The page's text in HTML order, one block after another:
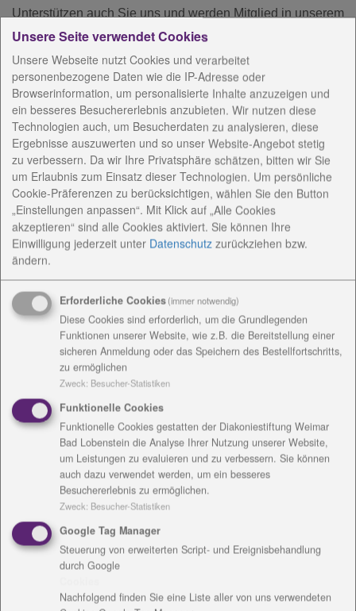
Unterstützen auch Sie uns und werden Mitglied in unserem
Förderverein!
In Verantwortung des Schulfördervereins betreibt die
Schule eine eigene Homepage. HIERerhalten Sie weitere
Informationen zum Johannes-Landenberger-
Förderzentrum.
AnsprechpartnerInnen
Aufgaben und Ziele
Unterstützung und Mitgliedschaft
Kontakt
René Adler
Schubertstr. 1b
99423 Weimar
Tel.: 03643 - 2410-6701
Fax: 03643 - 2410-6709
Mail: fuereuch@johannes-landenberger-schule.de
Download: vCard
Unsere Seite verwendet Cookies
Unsere Webseite nutzt Cookies und verarbeitet
personenbezogene Daten wie die IP-Adresse oder
Browserinformation, um personalisierte Inhalte anzuzeigen und
ein besseres Besuchererlebnis anzubieten. Wir nutzen diese
Technologien auch, um Besucherdaten zu analysieren, diese
Ergebnisse auszuwerten und so unser Website-Angebot stetig
zu verbessern. Da wir Ihre Privatsphäre schätzen, bitten wir Sie
um Erlaubnis zum Einsatz dieser Technologien. Um persönliche
Cookie-Präferenzen zu berücksichtigen, wählen Sie den Button
„Einstellungen anpassen“. Mit Klick auf „Alle Cookies
akzeptieren“ sind alle Cookies aktiviert. Sie können Ihre
Einwilligung jederzeit unter Datenschutz zurückziehen bzw.
ändern.
Erforderliche Cookies(immer notwendig)
Diese Cookies sind erforderlich, um die Grundlegenden
Funktionen unserer Website, wie z.B. die Bereitstellung einer
sicheren Anmeldung oder das Speichern des Bestellfortschritts,
zu ermöglichen
Zweck: Besucher-Statistiken
Funktionelle Cookies
Funktionelle Cookies gestatten der Diakoniestiftung Weimar
Bad Lobenstein die Analyse Ihrer Nutzung unserer Website,
um Leistungen zu evaluieren und zu verbessern. Sie können
auch dazu verwendet werden, um ein besseres
Besuchererlebnis zu ermöglichen.
Zweck: Besucher-Statistiken
Google Tag Manager
Steuerung von erweiterten Script- und Ereignisbehandlung
durch Google
Nachfolgend finden Sie eine Liste aller von uns verwendeten